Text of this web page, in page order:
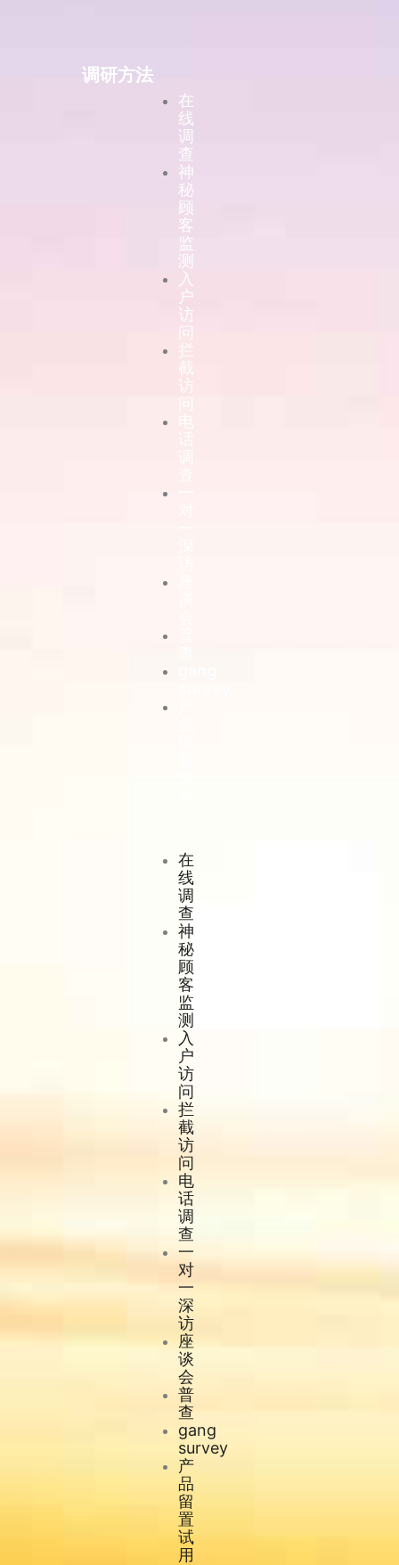
调研方法
在
线
调
查
神
秘
顾
客
监
测
入
户
访
问
拦
截
访
在
线
调
查
神
秘
顾
客
监
测
入
户
访
问
拦
截
访
问
电
话
调
查
一
对
一
深
访
座
谈
会
普
查
gang
survey
产
品
留
置
试
用